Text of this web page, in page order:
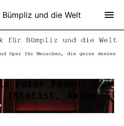
und die Welt